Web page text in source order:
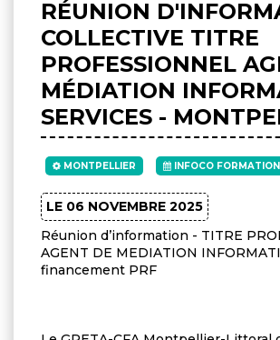
RÉUNION
COLLECTIVE TITRE
PROFESSIONNEL
MÉDIATION
SERVICES -
MONTPELLIER INFOCO FORMATION
LE 06 NOVEMBRE 2025
Réunion d’information - TITRE
AGENT DE MEDIATION
financement PRF